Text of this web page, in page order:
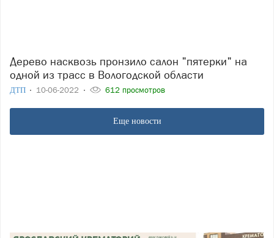
Дерево насквозь пронзило салон "пятерки" на
одной из трасс в Вологодской области
ДТП 10-06-2022 612 просмотров
Еще новости